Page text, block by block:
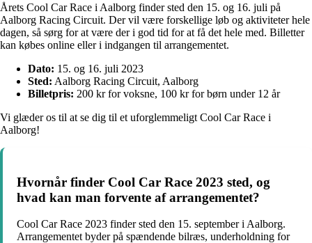
Årets Cool Car Race i Aalborg finder sted den 15. og 16. juli på
Aalborg Racing Circuit. Der vil være forskellige løb og aktiviteter hele
dagen, så sørg for at være der i god tid for at få det hele med. Billetter
kan købes online eller i indgangen til arrangementet.
Dato: 15. og 16. juli 2023
Sted: Aalborg Racing Circuit, Aalborg
Billetpris: 200 kr for voksne, 100 kr for børn under 12 år
Vi glæder os til at se dig til et uforglemmeligt Cool Car Race i
Aalborg!
Hvornår finder Cool Car Race 2023 sted, og
hvad kan man forvente af arrangementet?
Cool Car Race 2023 finder sted den 15. september i Aalborg.
Arrangementet byder på spændende bilræs, underholdning for